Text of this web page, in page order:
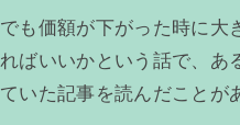
でも価額が下がった時に大
ればいいかという話で、あ
ていた記事を読んだことが